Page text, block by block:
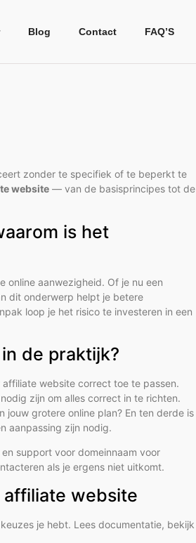
Blog Contact FAQ’S
zonder te specifiek of te beperkt te
website — van de basisprincipes tot de
is het
online aanwezigheid. Of je nu een
dit onderwerp helpt je betere
loop je het risico te investeren in een
de praktijk?
website correct toe te passen.
zijn om alles correct in te richten.
grotere online plan? En ten derde is
aanpassing zijn nodig.
support voor domeinnaam voor
als je ergens niet uitkomt.
affiliate website
je hebt. Lees documentatie, bekijk